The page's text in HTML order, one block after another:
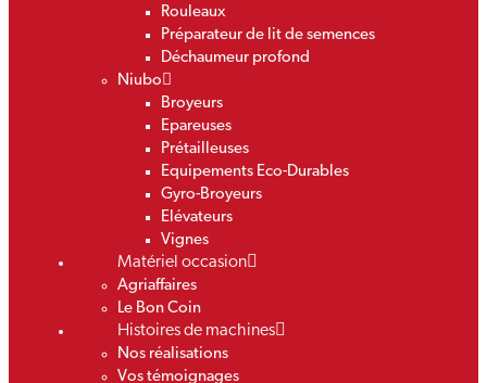
Rouleaux
Préparateur de lit de semences
Déchaumeur profond
Niubo
Broyeurs
Epareuses
Prétailleuses
Equipements Eco-Durables
Gyro-Broyeurs
Elévateurs
Vignes
Matériel occasion
Agriaffaires
Le Bon Coin
Histoires de machines
Nos réalisations
Vos témoignages